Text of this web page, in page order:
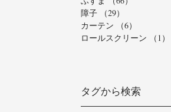
障子
（29）
カーテン
（6）
ロールスクリーン
（1）
タグから検索